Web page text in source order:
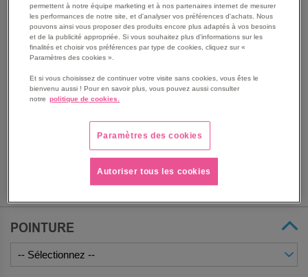
BEGINNING
GALLERY
Spécialement pensées pour les hommes et les femmes
exerçant dans les métiers de l'agroalimentaire, ces
chaussures de sécurité sont réputées pour être ultra
confortables.
Votre temps est précieux, pour cela nous assurons un
entretien facile de vos chaussures de sécurité grâce à
un dessus facilement nettoyable.
Voir le descriptif complet
POINTURE
permettent à notre équipe marketing et à nos partenaires internet de mesurer
les performances de notre site, et d'analyser vos préférences d'achats. Nous
pouvons ainsi vous proposer des produits encore plus adaptés à vos besoins
et de la publicité appropriée. Si vous souhaitez plus d'informations sur les
finalités et choisir vos préférences par type de cookies, cliquez sur «
Paramètres des cookies ».
Et si vous choisissez de continuer votre visite sans cookies, vous êtes le
bienvenu aussi ! Pour en savoir plus, vous pouvez aussi consulter
notre politique de cookies.
Paramètres des cookies
Autoriser tous les cookies